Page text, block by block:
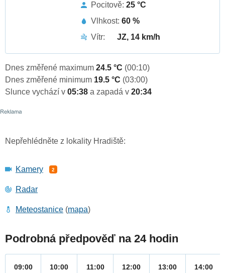
Pocitově: 25 °C
Vlhkost: 60 %
Vítr:
JZ, 14 km/h
Dnes změřené maximum 24.5 °C (00:10)
Dnes změřené minimum 19.5 °C (03:00)
Slunce vychází v 05:38 a zapadá v 20:34
Nepřehlédněte z lokality Hradiště:
Kamery 2
Radar
Meteostanice (mapa)
Podrobná předpověď na 24 hodin
09:00 10:00 11:00 12:00 13:00 14:00